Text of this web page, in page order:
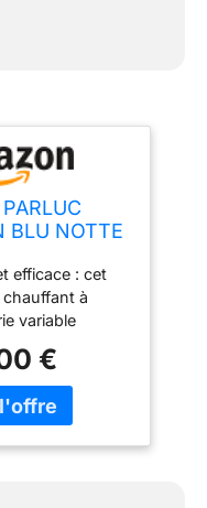
BLU NOTTE
SENSE
efficace : cet
à
variable
idéale de
compris le
optimal pour
€